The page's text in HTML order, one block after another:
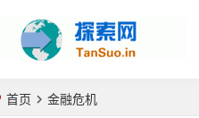
首页 金融危机